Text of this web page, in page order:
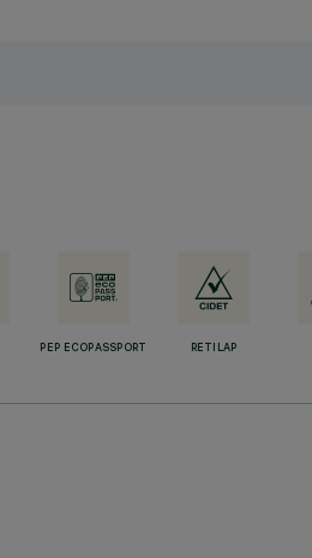
PEP ECOPASSPORT RETILAP